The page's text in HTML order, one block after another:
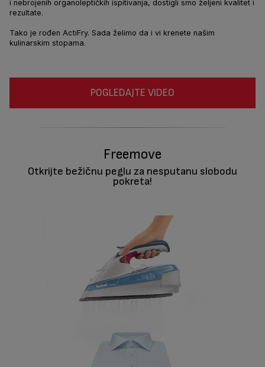
i nebrojenih organoleptičkih ispitivanja, dostigli smo željeni kvalitet i
rezultate.
Tako je rođen ActiFry. Sada želimo da i vi krenete našim
kulinarskim stopama.
POGLEDAJTE VIDEO
Freemove
Otkrijte bežičnu peglu za nesputanu slobodu
pokreta!